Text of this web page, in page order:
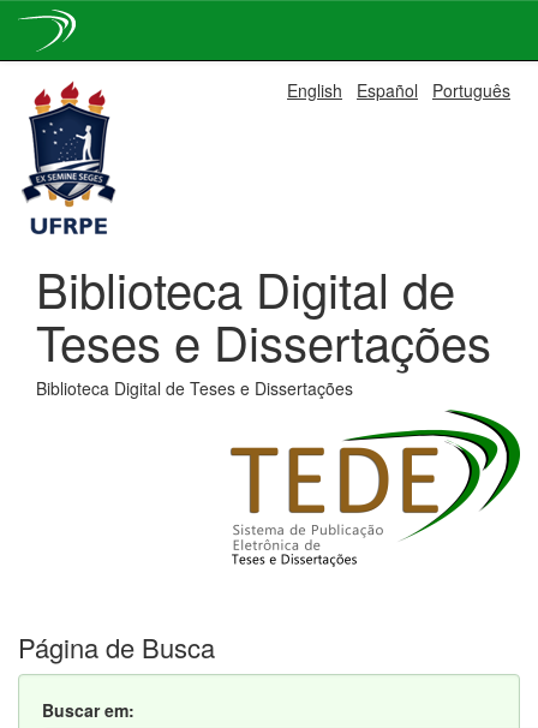
navigation
English Español Português
Biblioteca Digital de
Teses e Dissertações
Biblioteca Digital de Teses e Dissertações
Página de Busca
Buscar em: